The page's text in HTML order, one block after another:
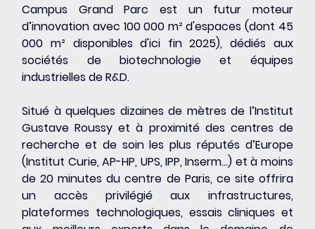
Campus Grand Parc est un futur moteur
d’innovation avec 100 000 m² d'espaces (dont 45
000 m² disponibles d'ici fin 2025), dédiés aux
sociétés de biotechnologie et équipes
industrielles de R&D.
Situé à quelques dizaines de mètres de l’Institut
Gustave Roussy et à proximité des centres de
recherche et de soin les plus réputés d’Europe
(Institut Curie, AP-HP, UPS, IPP, Inserm…) et à moins
de 20 minutes du centre de Paris, ce site offrira
un accès privilégié aux infrastructures,
plateformes technologiques, essais cliniques et